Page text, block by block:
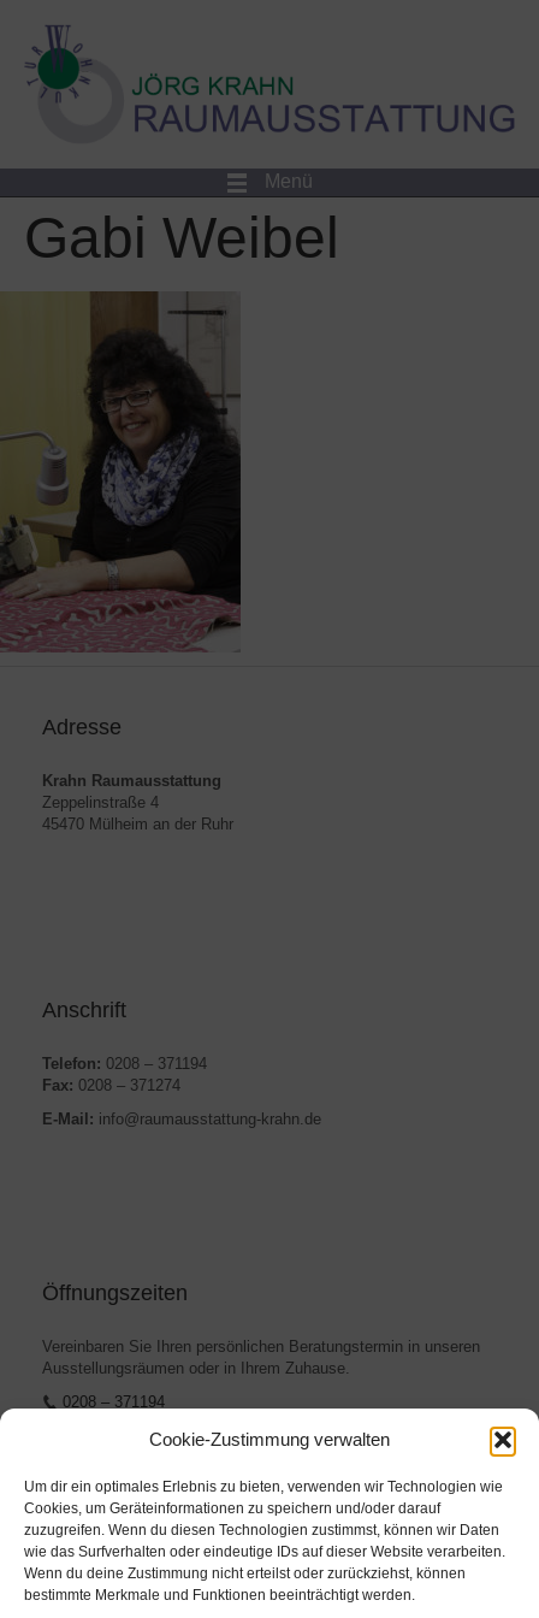
Cookie-Zustimmung verwalten
Um dir ein optimales Erlebnis zu bieten, verwenden wir Technologien wie
Cookies, um Geräteinformationen zu speichern und/oder darauf
zuzugreifen. Wenn du diesen Technologien zustimmst, können wir Daten
wie das Surfverhalten oder eindeutige IDs auf dieser Website verarbeiten.
Wenn du deine Zustimmung nicht erteilst oder zurückziehst, können
bestimmte Merkmale und Funktionen beeinträchtigt werden.
Menü
Gabi Weibel
Adresse
Krahn Raumausstattung
Zeppelinstraße 4
45470 Mülheim an der Ruhr
Anschrift
Telefon: 0208 – 371194
Fax: 0208 – 371274
E-Mail: info@raumausstattung-krahn.de
Öffnungszeiten
Vereinbaren Sie Ihren persönlichen Beratungstermin in unseren
Ausstellungsräumen oder in Ihrem Zuhause.
0208 – 371194
info@raumausstattung-krahn.de
Weitere Links